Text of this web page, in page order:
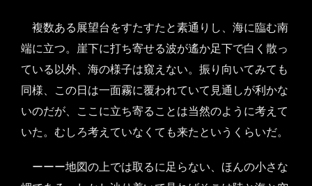
複数ある展望台をすたすたと素通りし、海に臨む南
端に立つ。崖下に打ち寄せる波が遙か足下で白く散っ
ている以外、海の様子は窺えない。振り向いてみても
同様、この日は一面霧に覆われていて見通しが利かな
いのだが、ここに立ち寄ることは当然のように考えて
いた。むしろ考えていなくても来たというくらいだ。
ーーー地図の上では取るに足らない、ほんの小さな